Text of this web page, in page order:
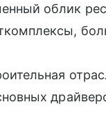
облик